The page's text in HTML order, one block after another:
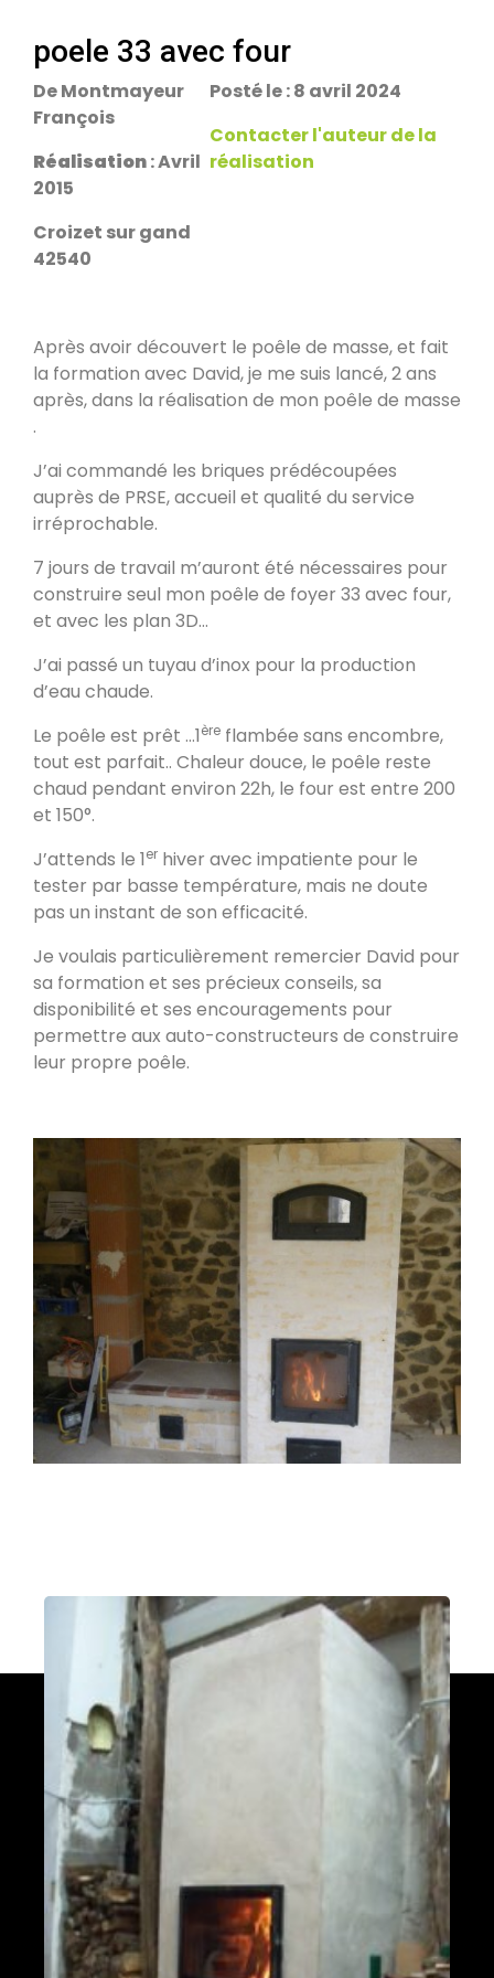
Rans 39700
PDM Yoloxalis
Les Salelles 48230
PDM modèle S
Poele de masse L
Poêle de masse L avec petit banc
Heusy
Poêle de Masse
Bellecombe-en-Bauges 73340
Portet 64330
La Table 73110
PDM L
Éternoz 25330
Modèle L sans enduit
Saint-Jean-de-Chevelu 73170
oxalis L
Piégros-la-Clastre 26400
PDM L
Fleurus
PDM Oxalibre XL avec sortie des
Mantry 39230
Poêle Oxalibre L dans le Tarn
Coufouleux 81800
Poêle de masse
Corbel 73160
Poêle M sous escalier
Fontaine-lès-Clerval 25340
poele 33 avec four
De Montmayeur
François
Réalisation: Avril
2015
Croizet sur gand
42540
Posté le : 8 avril 2024
Contacter l'auteur de la
réalisation
Après avoir découvert le poêle de masse, et fait
la formation avec David, je me suis lancé, 2 ans
après, dans la réalisation de mon poêle de masse
.
J’ai commandé les briques prédécoupées
auprès de PRSE, accueil et qualité du service
irréprochable.
7 jours de travail m’auront été nécessaires pour
construire seul mon poêle de foyer 33 avec four,
et avec les plan 3D…
J’ai passé un tuyau d’inox pour la production
d’eau chaude.
Le poêle est prêt …1ère flambée sans encombre,
tout est parfait.. Chaleur douce, le poêle reste
chaud pendant environ 22h, le four est entre 200
et 150°.
J’attends le 1er hiver avec impatiente pour le
tester par basse température, mais ne doute
pas un instant de son efficacité.
Je voulais particulièrement remercier David pour
sa formation et ses précieux conseils, sa
disponibilité et ses encouragements pour
permettre aux auto-constructeurs de construire
leur propre poêle.